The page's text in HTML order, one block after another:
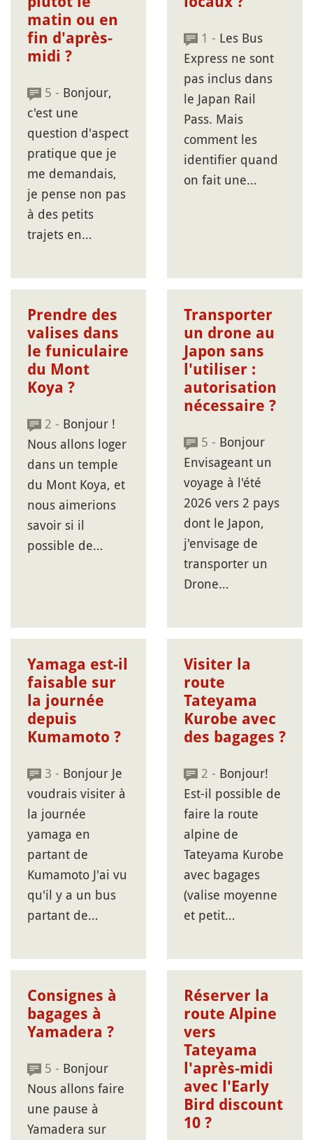
matin ou en
fin d'après-
midi ?
5 - Bonjour,
c'est une
question d'aspect
pratique que je
me demandais,
je pense non pas
à des petits
trajets en…
1 - Les Bus
Express ne sont
pas inclus dans
le Japan Rail
Pass. Mais
comment les
identifier quand
on fait une…
Prendre des
valises dans
le funiculaire
du Mont
Koya ?
2 - Bonjour !
Nous allons loger
dans un temple
du Mont Koya, et
nous aimerions
savoir si il
possible de…
Transporter
un drone au
Japon sans
l'utiliser :
autorisation
nécessaire ?
5 - Bonjour
Envisageant un
voyage à l'été
2026 vers 2 pays
dont le Japon,
j'envisage de
transporter un
Drone…
Yamaga est-il
faisable sur
la journée
depuis
Kumamoto ?
3 - Bonjour Je
voudrais visiter à
la journée
yamaga en
partant de
Kumamoto J'ai vu
qu'il y a un bus
partant de…
Visiter la
route
Tateyama
Kurobe avec
des bagages ?
2 - Bonjour!
Est-il possible de
faire la route
alpine de
Tateyama Kurobe
avec bagages
(valise moyenne
et petit…
Consignes à
bagages à
Yamadera ?
5 - Bonjour
Nous allons faire
une pause à
Yamadera sur
Réserver la
route Alpine
vers
Tateyama
l'après-midi
avec l'Early
Bird discount
10 ?